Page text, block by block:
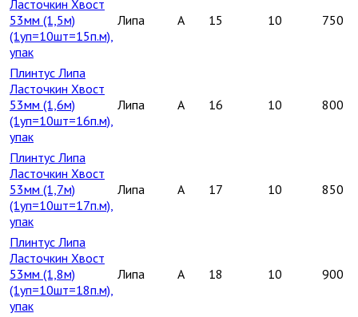
Ласточкин Хвост
53мм (1,5м)
(1уп=10шт=15п.м),
упак
Липа A 15 10 750
Плинтус Липа
Ласточкин Хвост
53мм (1,6м)
(1уп=10шт=16п.м),
упак
Липа A 16 10 800
Плинтус Липа
Ласточкин Хвост
53мм (1,7м)
(1уп=10шт=17п.м),
упак
Липа A 17 10 850
Плинтус Липа
Ласточкин Хвост
53мм (1,8м)
(1уп=10шт=18п.м),
упак
Липа A 18 10 900